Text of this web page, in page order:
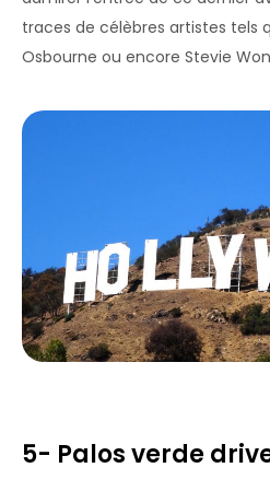
traces de célèbres artistes tels
Osbourne ou encore Stevie
5- Palos verde